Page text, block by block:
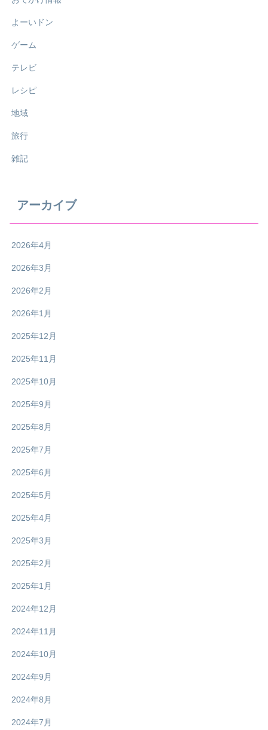
よーいドン
ゲーム
テレビ
レシピ
地域
旅行
雑記
アーカイブ
2026年4月
2026年3月
2026年2月
2026年1月
2025年12月
2025年11月
2025年10月
2025年9月
2025年8月
2025年7月
2025年6月
2025年5月
2025年4月
2025年3月
2025年2月
2025年1月
2024年12月
2024年11月
2024年10月
2024年9月
2024年8月
2024年7月